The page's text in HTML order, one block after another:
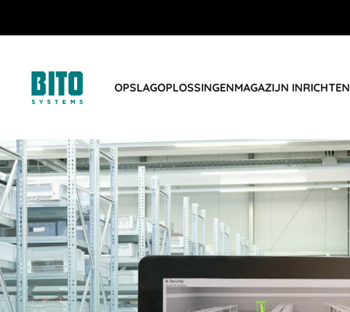
OPSLAGOPLOSSINGENMAGAZIJN INRICHTEN